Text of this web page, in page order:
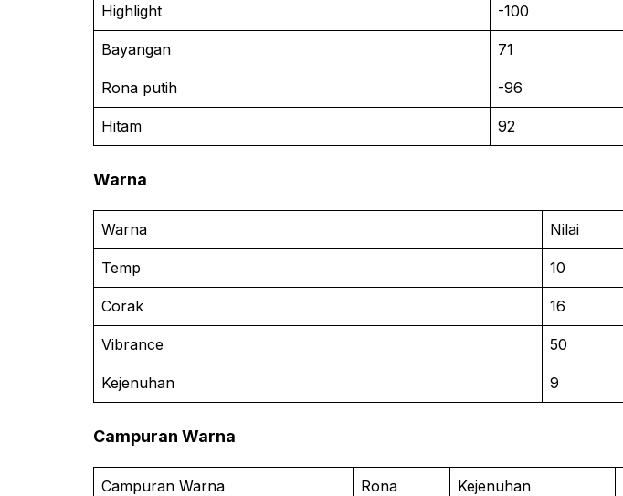
Highlight -100
Bayangan 71
Rona putih -96
Hitam 92
Warna
Warna Nilai
Temp 10
Corak 16
Vibrance 50
Kejenuhan 9
Campuran Warna
Campuran Warna Rona Kejenuhan